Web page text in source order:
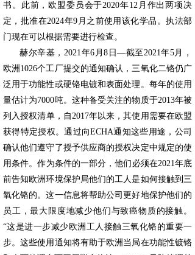
书。此前，欧盟委员会于2020年12月作出两项决
定，批准在2024年9月之前使用该化学品。执法部
门现在可以根据需要进行检查。
赫尔辛基，2021年6月8日—截至2021年5月，
欧洲1026个工厂提交的通知确认，三氧化二铬仍广
泛用于功能性或硬铬电镀和表面处理。每年的使用
量估计为7000吨。这种备受关注的物质于2013年被
列入授权清单，自2017年以来，其使用需要在欧盟
获得特定授权。通过向ECHA通知这些用途，公司
确认他们遵守了授予供应商的授权决定中规定的使
用条件。作为条件的一部分，他们必须在2021年底
前告知欧洲环境保护局他们的工人是如何接触到三
氧化铬的。这一信息将帮助公司更好地保护他们的
员工，最大限度地减少他们与致癌物质的接触。
“这是进一步减少欧洲工人接触三氧化铬的重要一
步。这些使用通知将有助于欧洲当局在功能性镀铬